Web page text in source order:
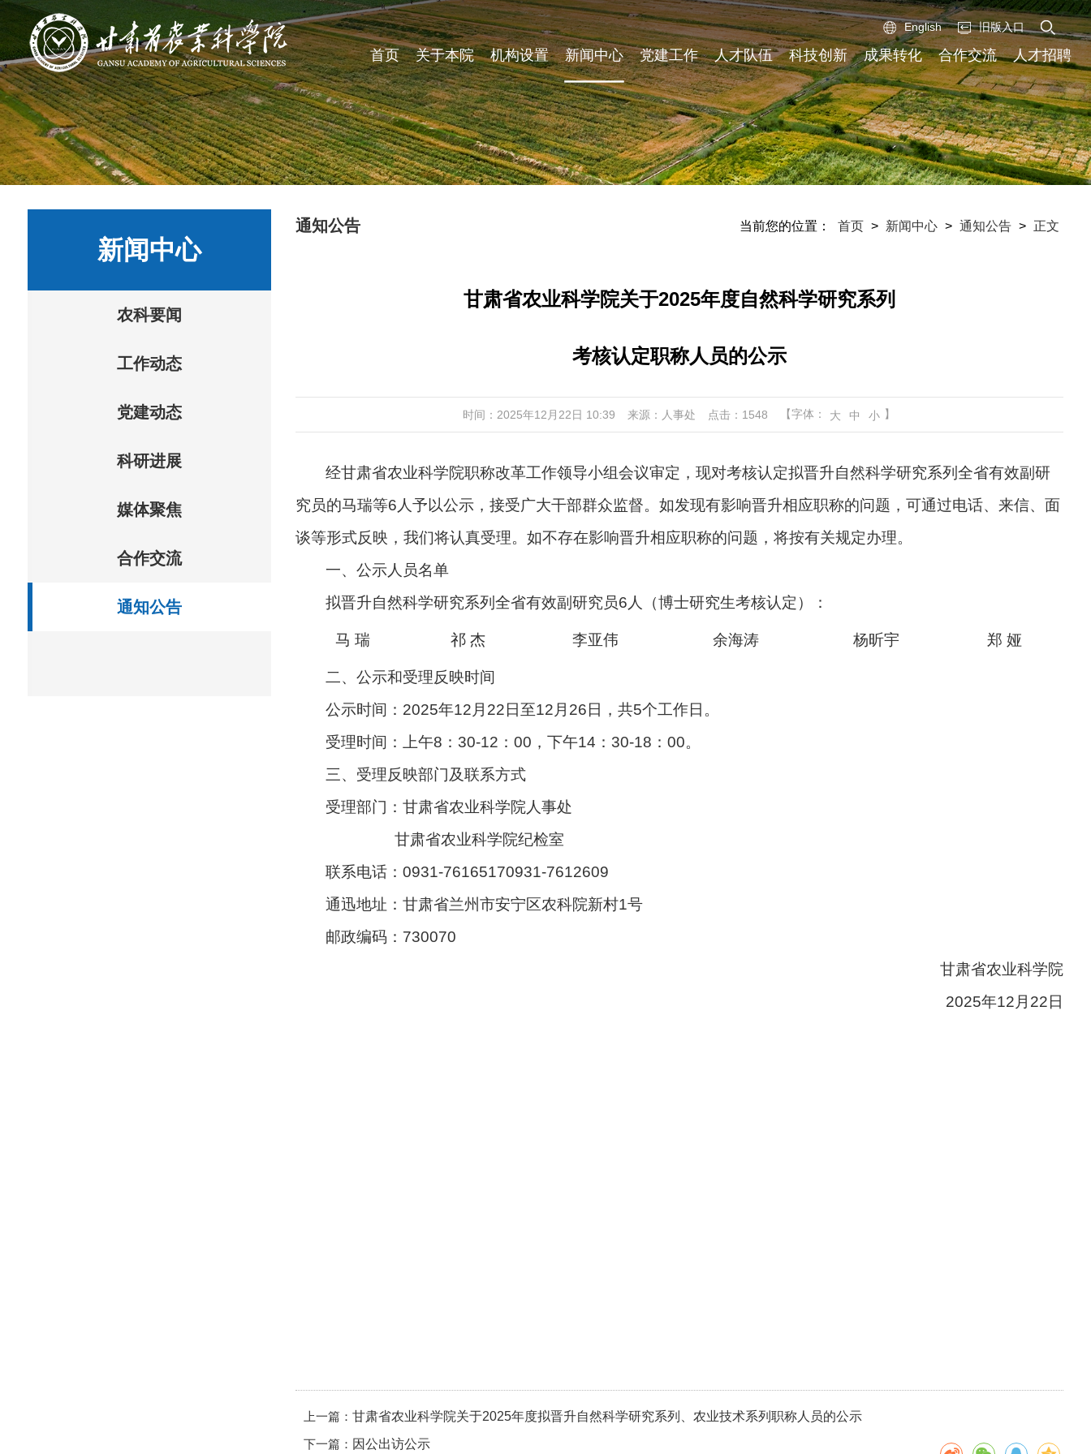
旧版入口
English
首页 关于本院 机构设置 新闻中心 党建工作 人才队伍 科技创新 成果转化 合作交流 人才招聘
新闻中心
农科要闻
工作动态
党建动态
科研进展
媒体聚焦
合作交流
通知公告
通知公告 当前您的位置： 首页 > 新闻中心 > 通知公告 > 正文
甘肃省农业科学院关于2025年度自然科学研究系列
考核认定职称人员的公示
时间：2025年12月22日 10:39 来源：人事处 点击： 1548 【字体： 大 中 小 】
经甘肃省农业科学院职称改革工作领导小组会议审定，现对考核认定拟晋升自然科学研究系列全省有效副研
究员的马瑞等6人予以公示，接受广大干部群众监督。如发现有影响晋升相应职称的问题，可通过电话、来信、面
谈等形式反映，我们将认真受理。如不存在影响晋升相应职称的问题，将按有关规定办理。
一、公示人员名单
拟晋升自然科学研究系列全省有效副研究员6人（博士研究生考核认定）：
马 瑞 祁 杰 李亚伟 余海涛 杨昕宇 郑 娅
二、公示和受理反映时间
公示时间：2025年12月22日至12月26日，共5个工作日。
受理时间：上午8：30-12：00，下午14：30-18：00。
三、受理反映部门及联系方式
受理部门：甘肃省农业科学院人事处
甘肃省农业科学院纪检室
联系电话：0931-76165170931-7612609
通迅地址：甘肃省兰州市安宁区农科院新村1号
邮政编码：730070
甘肃省农业科学院
2025年12月22日
上一篇： 甘肃省农业科学院关于2025年度拟晋升自然科学研究系列、农业技术系列职称人员的公示
下一篇： 因公出访公示